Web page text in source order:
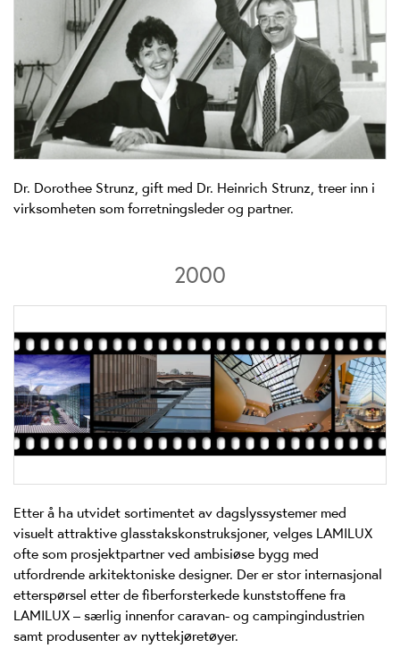
Dr. Dorothee Strunz, gift med Dr. Heinrich Strunz, treer inn i
virksomheten som forretningsleder og partner.
2000
Etter å ha utvidet sortimentet av dagslyssystemer med
visuelt attraktive glasstakskonstruksjoner, velges LAMILUX
ofte som prosjektpartner ved ambisiøse bygg med
utfordrende arkitektoniske designer. Der er stor internasjonal
etterspørsel etter de fiberforsterkede kunststoffene fra
LAMILUX – særlig innenfor caravan- og campingindustrien
samt produsenter av nyttekjøretøyer.